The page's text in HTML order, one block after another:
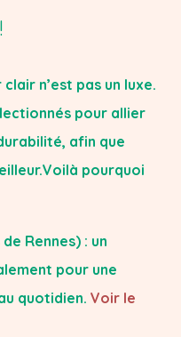
n’est pas un luxe.
pour allier
afin que
pourquoi
Rennes) : un
pour une
quotidien. Voir le